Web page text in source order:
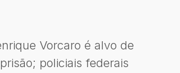
Vorcaro é alvo de
policiais federais